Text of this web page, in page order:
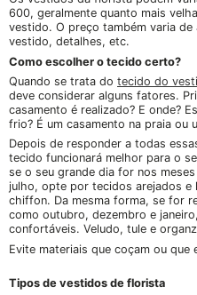
600, geralmente quanto mais
vestido. O preço também varia
vestido, detalhes, etc.
Como escolher o tecido certo?
Quando se trata do tecido do
deve considerar alguns fatores.
casamento é realizado? E onde?
frio? É um casamento na praia ou
Depois de responder a todas
tecido funcionará melhor para o
se o seu grande dia for nos
julho, opte por tecidos arejados e
chiffon. Da mesma forma, se for
como outubro, dezembro e
confortáveis. Veludo, tule e
Evite materiais que coçam ou que
Tipos de vestidos de florista